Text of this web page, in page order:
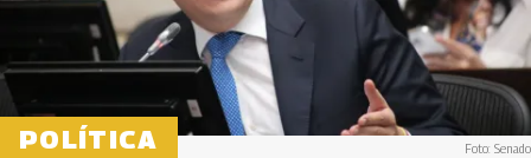
POLÍTICA Foto: Senado